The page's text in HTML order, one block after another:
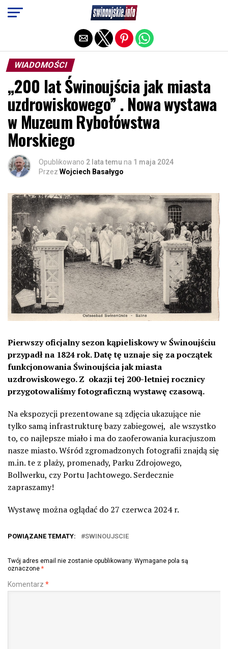
WIADOMOŚCI
„200 lat Świnoujścia jak miasta
uzdrowiskowego” . Nowa wystawa
w Muzeum Rybołówstwa
Morskiego
Opublikowano 2 lata temu na 1 maja 2024
Przez Wojciech Basałygo
Pierwszy oficjalny sezon kąpieliskowy w Świnoujściu
przypadł na 1824 rok. Datę tę uznaje się za początek
funkcjonowania Świnoujścia jak miasta
uzdrowiskowego. Z okazji tej 200-letniej rocznicy
przygotowaliśmy fotograficzną wystawę czasową.
Na ekspozycji prezentowane są zdjęcia ukazujące nie
tylko samą infrastrukturę bazy zabiegowej, ale wszystko
to, co najlepsze miało i ma do zaoferowania kuracjuszom
nasze miasto. Wśród zgromadzonych fotografii znajdą się
m.in. te z plaży, promenady, Parku Zdrojowego,
Bollwerku, czy Portu Jachtowego. Serdecznie
zapraszamy!
Wystawę można oglądać do 27 czerwca 2024 r.
POWIĄZANE TEMATY: SWINOUJSCIE
Twój adres email nie zostanie opublikowany. Wymagane pola są
oznaczone *
Komentarz *
Exit mobile version